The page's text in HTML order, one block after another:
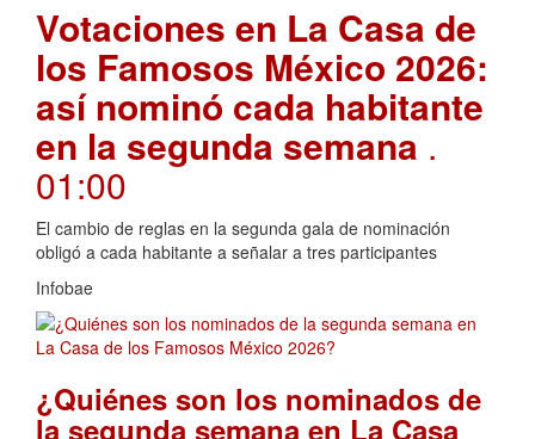
Votaciones en La Casa de
los Famosos México 2026:
así nominó cada habitante
en la segunda semana .
01:00
El cambio de reglas en la segunda gala de nominación
obligó a cada habitante a señalar a tres participantes
Infobae
¿Quiénes son los nominados de
la segunda semana en La Casa